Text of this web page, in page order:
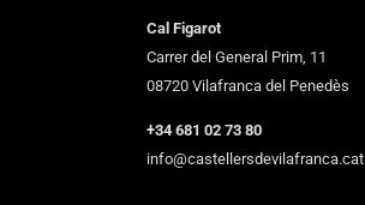
Cal Figarot
Carrer del General Prim, 11
08720 Vilafranca del Penedès
+34 681 02 73 80
info@castellersdevilafranca.cat